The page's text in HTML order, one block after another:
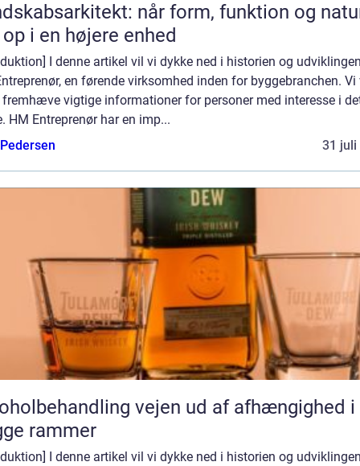
når form, funktion og
i en højere enhed
I denne artikel vil vi dykke ned i historien og
en førende virksomhed inden for byggebranchen. Vi
vigtige informationer for personer med interesse i
HM Entreprenør har en imp...
31 juli
vejen ud af afhængighed i
rammer
I denne artikel vil vi dykke ned i historien og